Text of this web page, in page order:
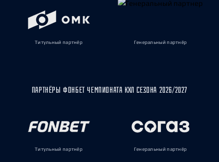
Титульный партнёр Генеральный партнёр
ПАРТНЁРЫ ФОНБЕТ ЧЕМПИОНАТА КХЛ СЕЗОНА 2026/2027
Титульный партнёр Генеральный партнёр